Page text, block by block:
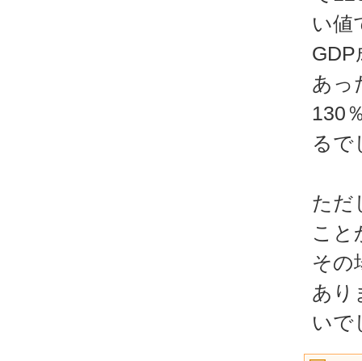
い値
あっ
130
るで
ただ
こと
その
あり
いで